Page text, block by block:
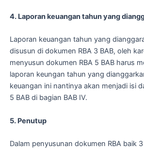
4. Laporan keuangan tahun yang
Laporan keuangan tahun yang
disusun di dokumen RBA 3 BAB, oleh
menyusun dokumen RBA 5 BAB harus
laporan keungan tahun yang
keuangan ini nantinya akan menjadi isi
5 BAB di bagian BAB IV.
5. Penutup
Dalam penyusunan dokumen RBA baik